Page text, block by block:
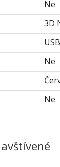
Ne
3D
Ne
Ne